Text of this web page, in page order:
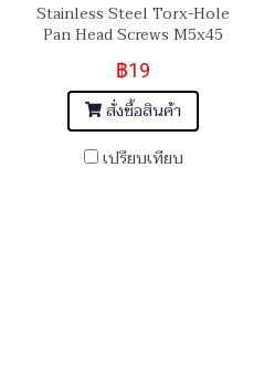
Stainless Steel Torx-Hole
Pan Head Screws M5x45
฿19
สั่งซื้อสินค้า
เปรียบเทียบ